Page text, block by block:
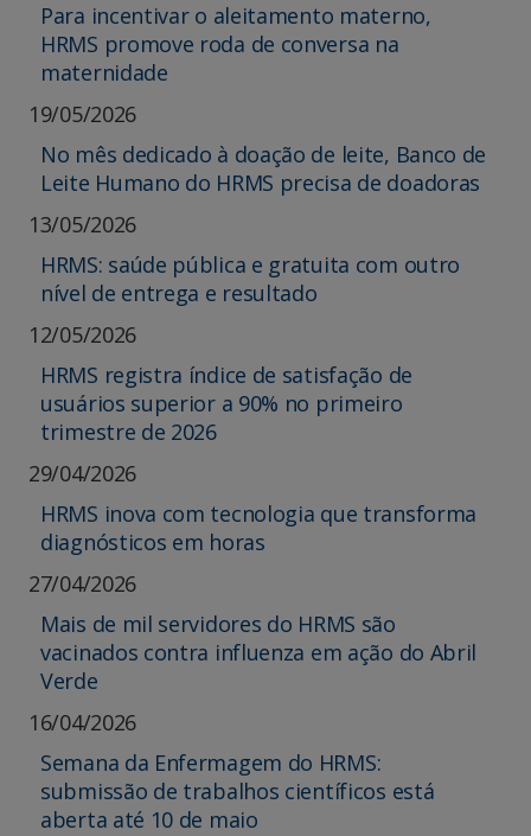
Para incentivar o aleitamento materno,
HRMS promove roda de conversa na
maternidade
19/05/2026
No mês dedicado à doação de leite, Banco de
Leite Humano do HRMS precisa de doadoras
13/05/2026
HRMS: saúde pública e gratuita com outro
nível de entrega e resultado
12/05/2026
HRMS registra índice de satisfação de
usuários superior a 90% no primeiro
trimestre de 2026
29/04/2026
HRMS inova com tecnologia que transforma
diagnósticos em horas
27/04/2026
Mais de mil servidores do HRMS são
vacinados contra influenza em ação do Abril
Verde
16/04/2026
Semana da Enfermagem do HRMS:
submissão de trabalhos científicos está
aberta até 10 de maio